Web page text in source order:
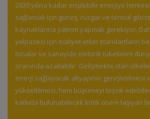
2030 yılına kadar erişilebilir enerjiye
sağlamak için güneş, rüzgar ve termal gibi
kaynaklarına yatırım yapmak gerekiyor.
yelpazesi için maliyet-etkin standartların
binalar ve sanayide elektrik tüketimini
oranında azaltabilir. Gelişmekte olan
enerji sağlayacak altyapının genişletilmesi
yükseltilmesi, hem büyümeyi teşvik
katkıda bulunabilecek kritik önem taşıyan